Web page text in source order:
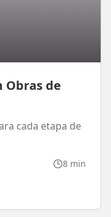
Obras de
cada etapa de
8 min